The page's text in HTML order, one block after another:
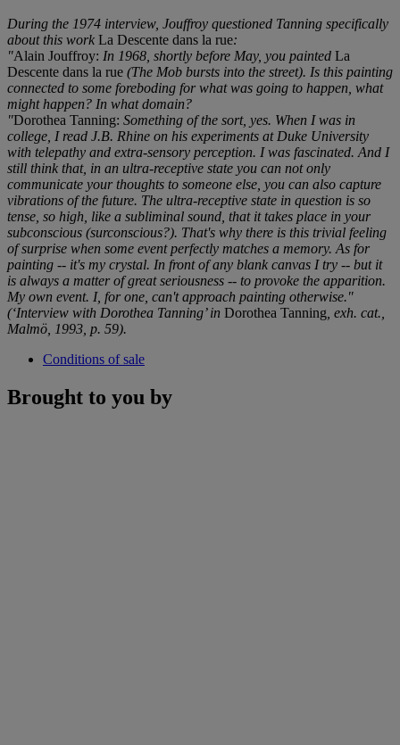
During the 1974 interview, Jouffroy questioned Tanning specifically
about this work La Descente dans la rue:
"Alain Jouffroy: In 1968, shortly before May, you painted La
Descente dans la rue (The Mob bursts into the street). Is this painting
connected to some foreboding for what was going to happen, what
might happen? In what domain?
"Dorothea Tanning: Something of the sort, yes. When I was in
college, I read J.B. Rhine on his experiments at Duke University
with telepathy and extra-sensory perception. I was fascinated. And I
still think that, in an ultra-receptive state you can not only
communicate your thoughts to someone else, you can also capture
vibrations of the future. The ultra-receptive state in question is so
tense, so high, like a subliminal sound, that it takes place in your
subconscious (surconscious?). That's why there is this trivial feeling
of surprise when some event perfectly matches a memory. As for
painting -- it's my crystal. In front of any blank canvas I try -- but it
is always a matter of great seriousness -- to provoke the apparition.
My own event. I, for one, can't approach painting otherwise."
(‘Interview with Dorothea Tanning’ in Dorothea Tanning , exh. cat.,
Malmö, 1993, p. 59).
Conditions of sale
Brought to you by